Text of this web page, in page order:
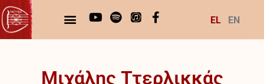
EL EN
Μιχάλης Ττερλικκάς